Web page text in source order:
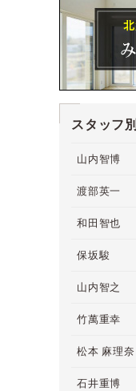
スタッフ別
山内智博
渡部英一
和田智也
保坂駿
山内智之
竹萬重幸
松本 麻理奈
石井重博